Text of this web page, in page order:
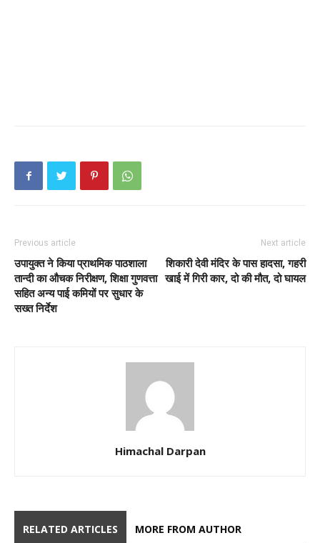
Previous article
उपायुक्त ने किया प्राथमिक पाठशाला
तान्दी का औचक निरीक्षण, शिक्षा गुणवत्ता
सहित अन्य पाई कमियों पर सुधार के
सख्त निर्देश
Next article
शिकारी देवी मंदिर के पास हादसा, गहरी
खाई में गिरी कार, दो की मौत, दो घायल
Himachal Darpan
RELATED ARTICLES MORE FROM AUTHOR